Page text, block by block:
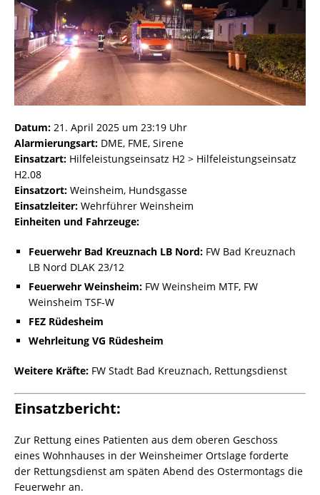
Datum: 21. April 2025 um 23:19 Uhr
Alarmierungsart: DME, FME, Sirene
Einsatzart: Hilfeleistungseinsatz H2 > Hilfeleistungseinsatz
H2.08
Einsatzort: Weinsheim, Hundsgasse
Einsatzleiter: Wehrführer Weinsheim
Einheiten und Fahrzeuge:
Feuerwehr Bad Kreuznach LB Nord: FW Bad Kreuznach
LB Nord DLAK 23/12
Feuerwehr Weinsheim: FW Weinsheim MTF, FW
Weinsheim TSF-W
FEZ Rüdesheim
Wehrleitung VG Rüdesheim
Weitere Kräfte: FW Stadt Bad Kreuznach, Rettungsdienst
Einsatzbericht:
Zur Rettung eines Patienten aus dem oberen Geschoss
eines Wohnhauses in der Weinsheimer Ortslage forderte
der Rettungsdienst am späten Abend des Ostermontags die
Feuerwehr an.